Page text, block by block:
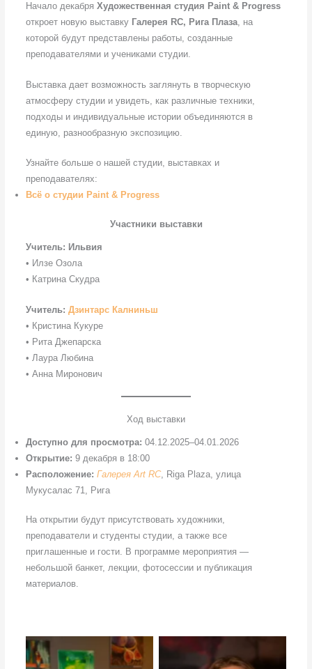
Начало декабря Художественная студия Paint & Progress
откроет новую выставку Галерея RC, Рига Плаза, на
которой будут представлены работы, созданные
преподавателями и учениками студии.
Выставка дает возможность заглянуть в творческую
атмосферу студии и увидеть, как различные техники,
подходы и индивидуальные истории объединяются в
единую, разнообразную экспозицию.
Узнайте больше о нашей студии, выставках и
преподавателях:
Всё о студии Paint & Progress
Участники выставки
Учитель: Ильвия
• Илзе Озола
• Катрина Скудра
Учитель: Дзинтарс Калниньш
• Кристина Кукуре
• Рита Джепарска
• Лаура Любина
• Анна Миронович
Ход выставки
Доступно для просмотра: 04.12.2025–04.01.2026
Открытие: 9 декабря в 18:00
Расположение: Галерея Art RC, Riga Plaza, улица
Мукусалас 71, Рига
На открытии будут присутствовать художники,
преподаватели и студенты студии, а также все
приглашенные и гости. В программе мероприятия —
небольшой банкет, лекции, фотосессии и публикация
материалов.